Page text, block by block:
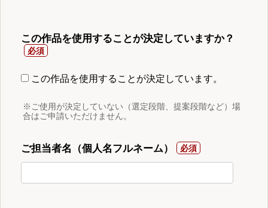
この作品を使用することが決定していますか？
この作品を使用することが決定しています。
※ご使用が決定していない（選定段階、提案段階など）場
合はご申請いただけません。
ご担当者名（個人名フルネーム）